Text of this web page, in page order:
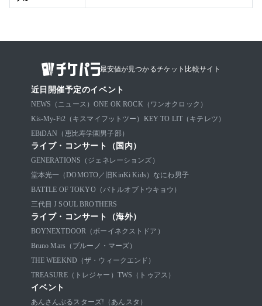
最安値が見つかるチケット比較サイト
近日開催予定のイベント
NEWS（ニュース） ONE OK ROCK（ワンオクロック）
Kis-My-Ft2（キスマイフットツー） KEY TO LIT（キテレツ）
EBiDAN（恵比寿学園男子部）
ライブ・コンサート（国内）
GENERATIONS（ジェネレーションズ）
堂本光一（DOMOTO／旧KinKi Kids） なにわ男子
BATTLE OF TOKYO（バトルオブトウキョウ）
三代目 J SOUL BROTHERS
ライブ・コンサート（海外）
BOYNEXTDOOR（ボーイネクストドア）
Bruno Mars（ブルーノ・マーズ）
THE WEEKND（ザ・ウィークエンド）
TREASURE（トレジャー） TWS（トゥアス）
イベント
あんさんぶるスターズ!（あんスタ）